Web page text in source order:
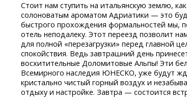
Стоит нам ступить на итальянскую землю,
солоноватым ароматом Адриатики — это
быстрого прохождения формальностей мы,
отель неподалеку. Этот переезд позволит
для полной «перезагрузки» перед главной
спокойствия. Ведь завтрашний день
восхитительные Доломитовые Альпы! Эти
Всемирного наследия ЮНЕСКО, уже будут
кристально чистый горный воздух и
отдыху и настройке. Завтра — состоится